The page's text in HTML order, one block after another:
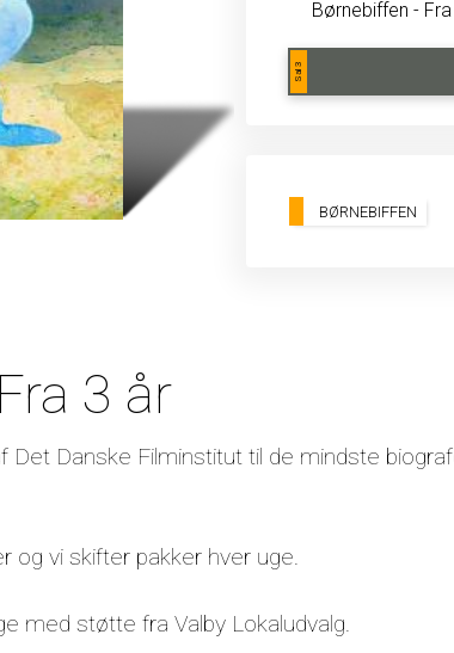
Børnebiffen -
Sal 3
BØRNEBIFFEN
3 år
Det Danske Filminstitut til de mindste
og vi skifter pakker hver uge.
med støtte fra Valby Lokaludvalg.